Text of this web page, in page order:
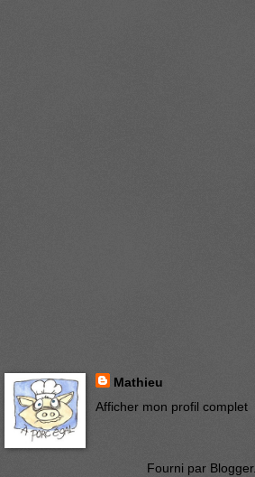
Mathieu
Afficher mon profil complet
Fourni par Blogger.